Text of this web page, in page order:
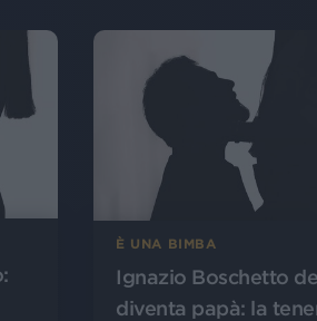
È UNA BIMBA
Ignazio Boschetto
diventa papà: la